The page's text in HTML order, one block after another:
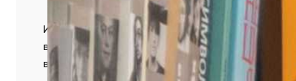
Искусствовед Наталья Водолеева специально
встреча на эту тему состоялась в прошлую
взрослые, и дети, а, как выяснилось в процессе